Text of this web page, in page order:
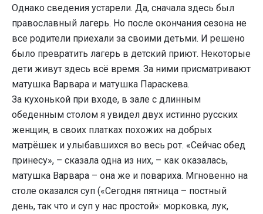
Однако сведения устарели. Да, сначала здесь был
православный лагерь. Но после окончания сезона не
все родители приехали за своими детьми. И решено
было превратить лагерь в детский приют. Некоторые
дети живут здесь всё время. За ними присматривают
матушка Варвара и матушка Параскева.
За кухонькой при входе, в зале с длинным
обеденным столом я увидел двух истинно русских
женщин, в своих платках похожих на добрых
матрёшек и улыбавшихся во весь рот. «Сейчас обед
принесу», – сказала одна из них, – как оказалась,
матушка Варвара – она же и повариха. Мгновенно на
столе оказался суп («Сегодня пятница – постный
день, так что и суп у нас простой»: морковка, лук,